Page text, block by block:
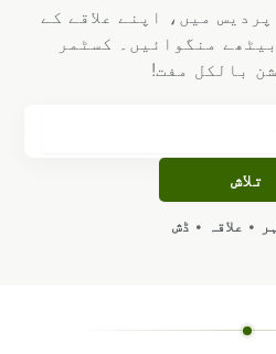
میں، اپنے علاقے کے
منگوائیں۔ کسٹمر
بالکل مفت!
تلاش
• علاقہ • ڈش